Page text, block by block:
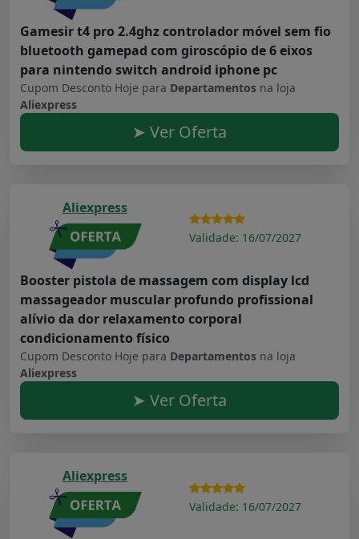
Gamesir t4 pro 2.4ghz controlador móvel sem fio
bluetooth gamepad com giroscópio de 6 eixos
para nintendo switch android iphone pc
Cupom Desconto Hoje para Departamentos na loja
Aliexpress
➤ Ver Oferta
Aliexpress
Validade: 16/07/2027
Booster pistola de massagem com display lcd
massageador muscular profundo profissional
alívio da dor relaxamento corporal
condicionamento físico
Cupom Desconto Hoje para Departamentos na loja
Aliexpress
➤ Ver Oferta
Aliexpress
Validade: 16/07/2027